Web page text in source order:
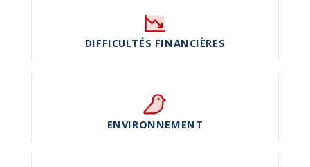
DIFFICULTÉS FINANCIÈRES
ENVIRONNEMENT